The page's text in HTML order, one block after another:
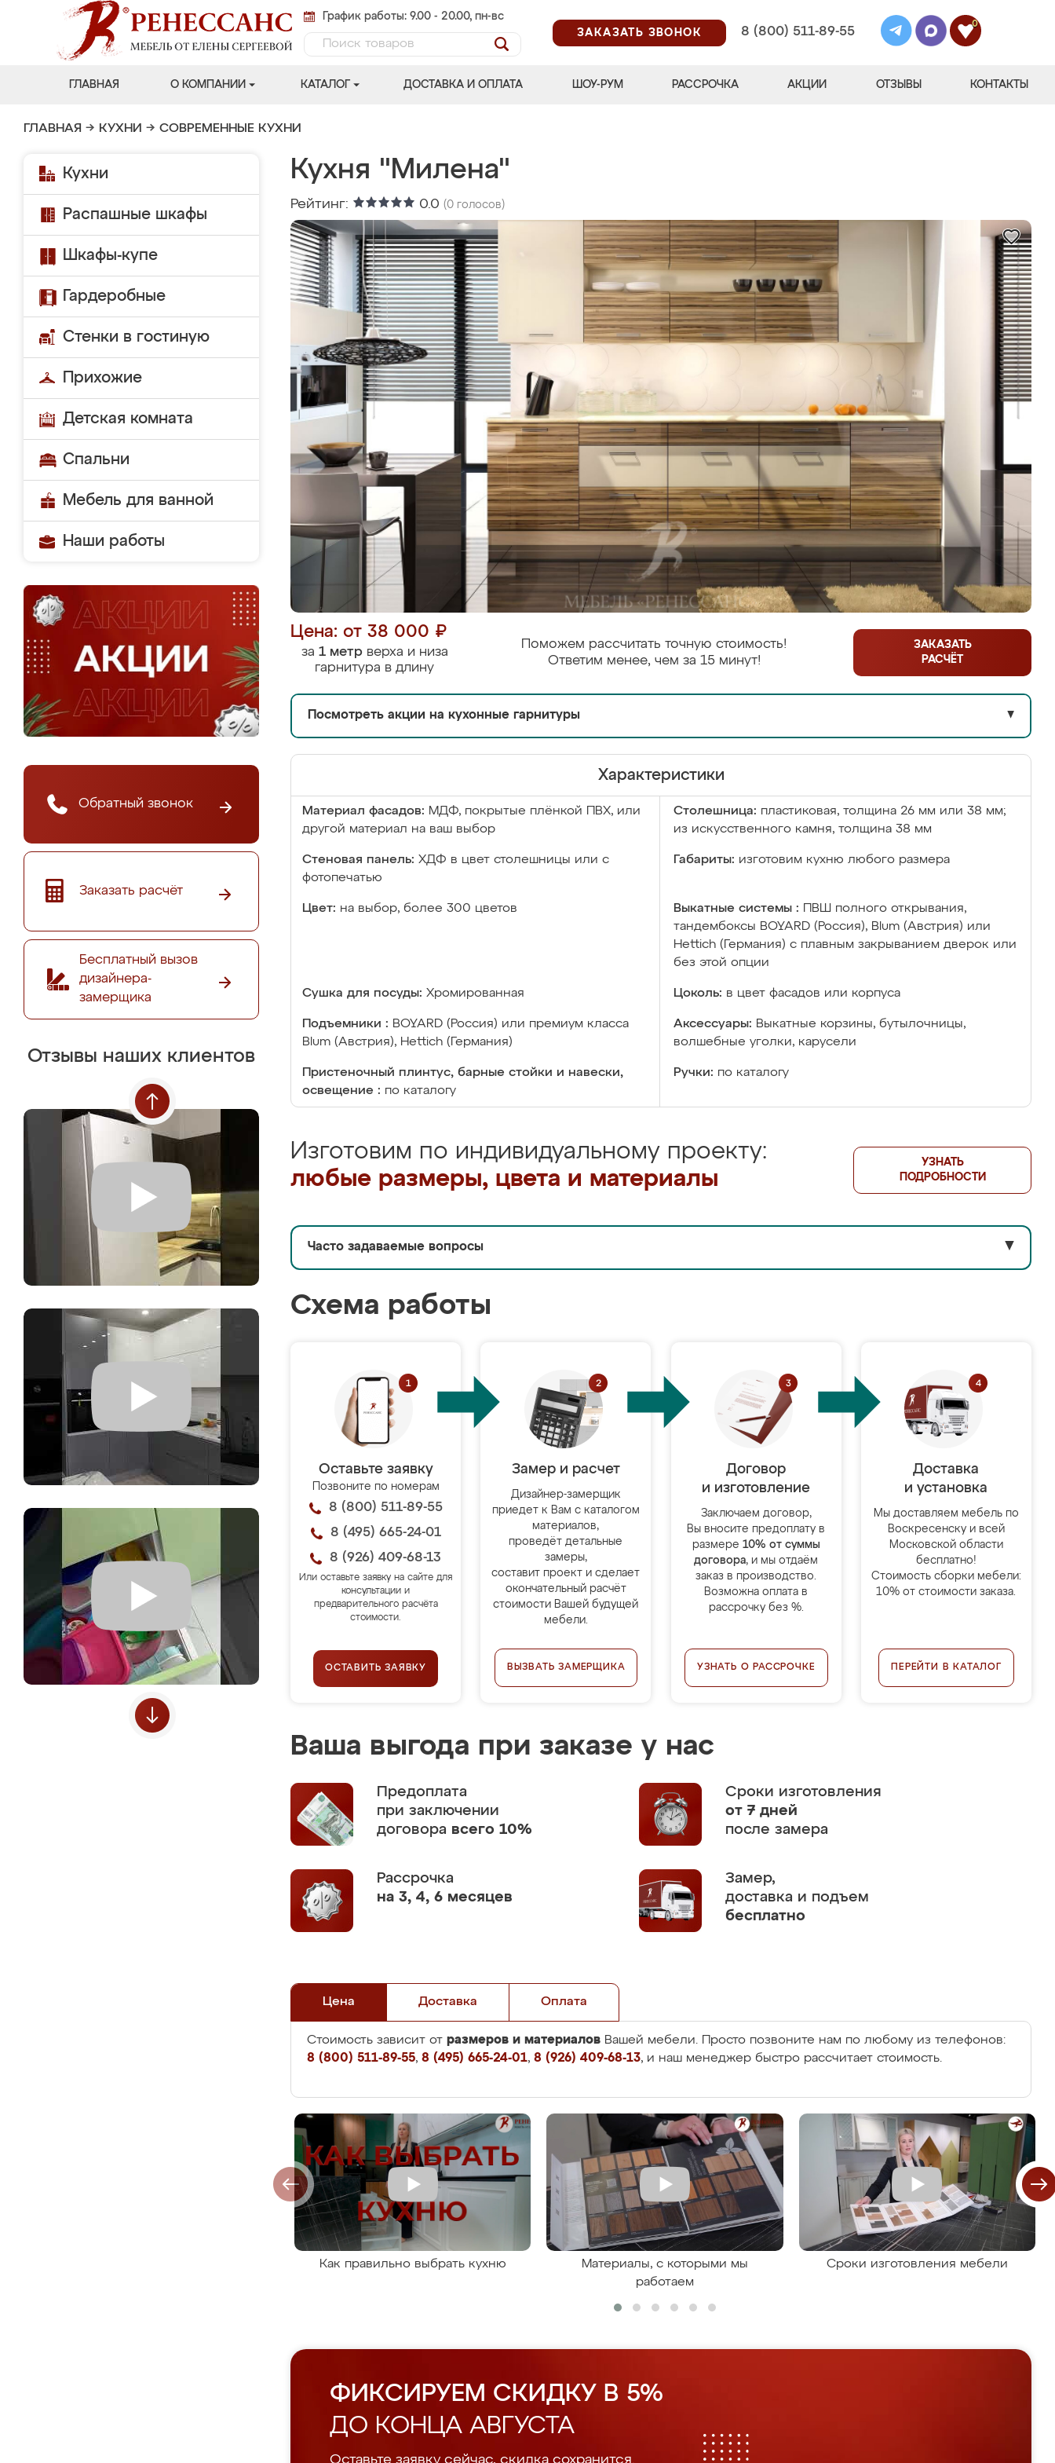
График работы: 9.00 - 20.00, пн-вс
ЗАКАЗАТЬ ЗВОНОК
8 (800) 511-89-55
0
ГЛАВНАЯ О КОМПАНИИ КАТАЛОГ ДОСТАВКА И ОПЛАТА ШОУ-РУМ РАССРОЧКА АКЦИИ ОТЗЫВЫ КОНТАКТЫ
ГЛАВНАЯ → КУХНИ → СОВРЕМЕННЫЕ КУХНИ
Кухни
Распашные шкафы
Шкафы-купе
Гардеробные
Стенки в гостиную
Прихожие
Детская комната
Спальни
Мебель для ванной
Наши работы
Обратный звонок
Заказать расчёт
Бесплатный вызов
дизайнера-
замерщика
Отзывы наших клиентов
Кухня "Милена"
Рейтинг: 0.0 (0 голосов)
Цена: от 38 000 ₽
за 1 метрверха и низа
гарнитура в длину
Поможем рассчитать точную стоимость!
Ответим менее, чем за 15 минут!
ЗАКАЗАТЬ
РАСЧЁТ
Посмотреть акции на кухонные гарнитуры ▼
Характеристики
Материал фасадов: МДФ, покрытые плёнкой ПВХ, или
другой материал на ваш выбор
Столешница: пластиковая, толщина 26 мм или 38 мм;
из искусственного камня, толщина 38 мм
Стеновая панель: ХДФ в цвет столешницы или с
фотопечатью
Габариты: изготовим кухню любого размера
Цвет: на выбор, более 300 цветов Выкатные системы :
ПВШ полного открывания,
тандембоксы BOYARD (Россия), Blum (Австрия) или
Hettich (Германия) с плавным закрыванием дверок или
без этой опции
Сушка для посуды: Хромированная Цоколь: в цвет фасадов или корпуса
Подъемники : BOYARD (Россия) или премиум класса
Blum (Австрия), Hettich (Германия)
Аксессуары: Выкатные корзины, бутылочницы,
волшебные уголки, карусели
Пристеночный плинтус, барные стойки и навески,
освещение : по каталогу
Ручки: по каталогу
Изготовим по индивидуальному проекту:
любые размеры, цвета и материалы
УЗНАТЬ
ПОДРОБНОСТИ
Часто задаваемые вопросы ▼
Схема работы
Оставьте заявку
Позвоните по номерам
8 (800) 511-89-55
8 (495) 665-24-01
8 (926) 409-68-13
Или оставьте заявку на сайте для
консультации и
предварительного расчёта
стоимости.
ОСТАВИТЬ ЗАЯВКУ
Замер и расчет
Дизайнер-замерщик
приедет к Вам с каталогом
материалов,
проведёт детальные
замеры,
составит проект и сделает
окончательный расчёт
стоимости Вашей будущей
мебели.
ВЫЗВАТЬ ЗАМЕРЩИКА
Договор
и изготовление
Заключаем договор,
Вы вносите предоплату в
размере 10% от суммы
договора, и мы отдаём
заказ в производство.
Возможна оплата в
рассрочку без %.
УЗНАТЬ О РАССРОЧКЕ
Доставка
и установка
Мы доставляем мебель по
Воскресенску и всей
Московской области
бесплатно!
Стоимость сборки мебели:
10% от стоимости заказа.
ПЕРЕЙТИ В КАТАЛОГ
Ваша выгода при заказе у нас
Предоплата
при заключении
договора всего 10%
Сроки изготовления
от 7 дней
после замера
Рассрочка
на 3, 4, 6 месяцев
Замер,
доставка и подъем
бесплатно
Цена Доставка Оплата
Стоимость зависит от размеров и материалов Вашей мебели. Просто позвоните нам по любому из телефонов:
8 (800) 511-89-55, 8 (495) 665-24-01, 8 (926) 409-68-13, и наш менеджер быстро рассчитает стоимость.
Как правильно выбрать кухню
Материалы, с которыми мы
работаем
Сроки изготовления мебели
ФИКСИРУЕМ СКИДКУ В 5%
ДО КОНЦА АВГУСТА
Оставьте заявку сейчас, скидка сохранится.